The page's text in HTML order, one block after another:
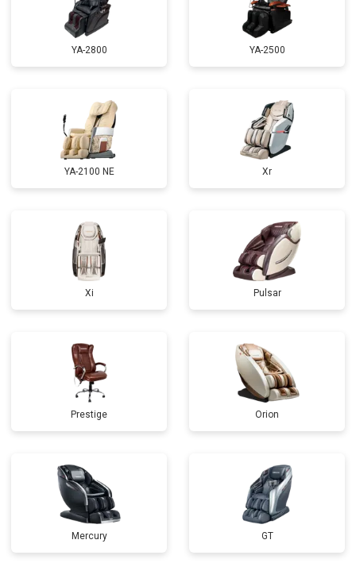
Замена сетевого трансформатора от 4500 ₽ Заказать
Ремонт микро-лифта от 5500 ₽
YA-2800 YA-2500
YA-2100 NE Xr
Xi Pulsar
Prestige Orion
Mercury GT